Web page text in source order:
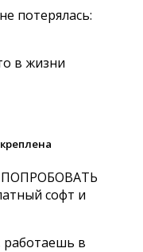
потерялась:
в жизни
софт и
в